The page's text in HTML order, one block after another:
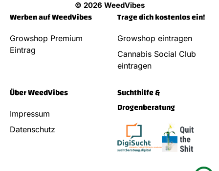
© 2026 WeedVibes
Werben auf WeedVibes
Growshop Premium
Eintrag
Trage dich kostenlos ein!
Growshop eintragen
Cannabis Social Club
eintragen
Über WeedVibes
Impressum
Datenschutz
Suchthilfe &
Drogenberatung